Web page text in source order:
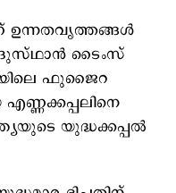
ഉന്നതവൃത്തങ്ങള്‍
ടൈംസ്
ഫുജൈറ
യുദ്ധക്കപ്പല്‍